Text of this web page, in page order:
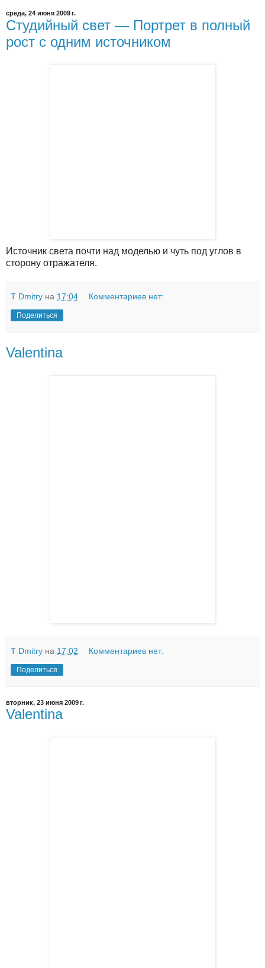
среда, 24 июня 2009 г.
Студийный свет — Портрет в полный
рост с одним источником
Источник света почти над моделью и чуть под углов в
сторону отражателя.
T Dmitry на 17:04 Комментариев нет:
Поделиться
Valentina
T Dmitry на 17:02 Комментариев нет:
Поделиться
вторник, 23 июня 2009 г.
Valentina